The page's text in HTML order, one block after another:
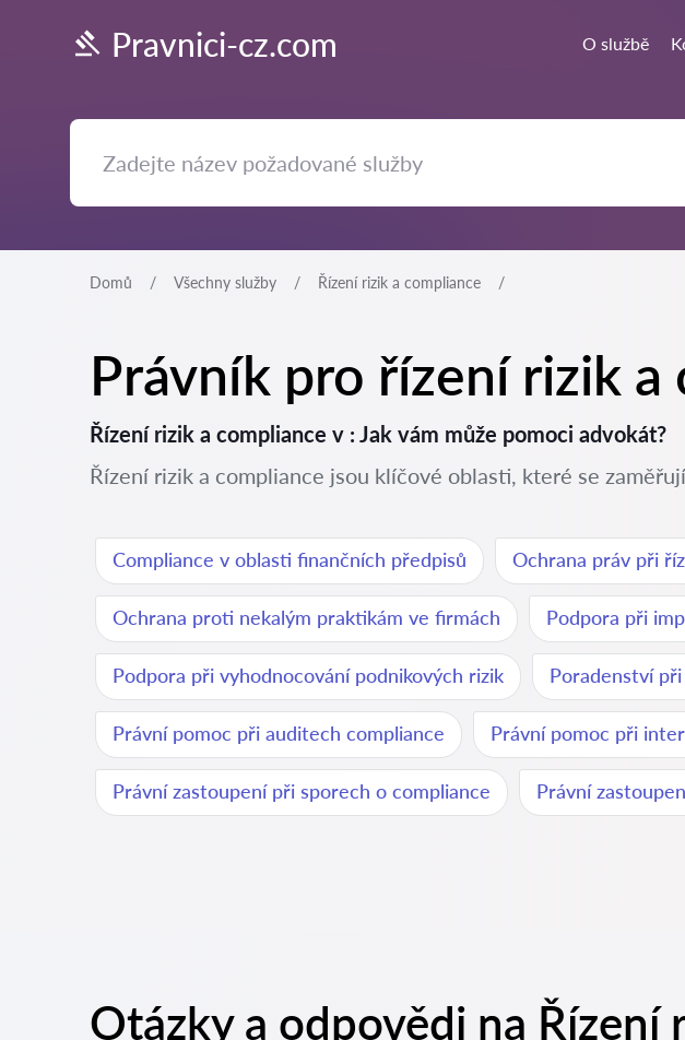
Pravnici-cz.com O službě
Domů Všechny služby Řízení rizik a compliance
Právník pro řízení rizik a
Řízení rizik a compliance v : Jak vám může pomoci advokát?
Řízení rizik a compliance jsou klíčové oblasti, které se
Compliance v oblasti finančních předpisů Ochrana práv při
Ochrana proti nekalým praktikám ve firmách Podpora při
Podpora při vyhodnocování podnikových rizik Poradenství
Právní pomoc při auditech compliance Právní pomoc při
Právní zastoupení při sporech o compliance Právní
Otázky a odpovědi na Řízení